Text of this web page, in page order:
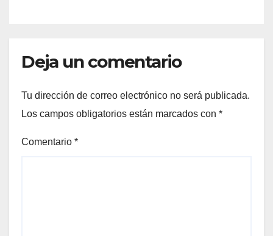
Deja un comentario
Tu dirección de correo electrónico no será publicada.
Los campos obligatorios están marcados con *
Comentario *